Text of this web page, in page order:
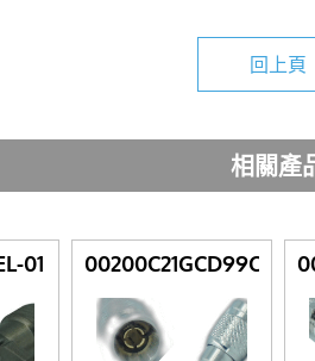
回上頁
相關產
01 00200C21GCD99C